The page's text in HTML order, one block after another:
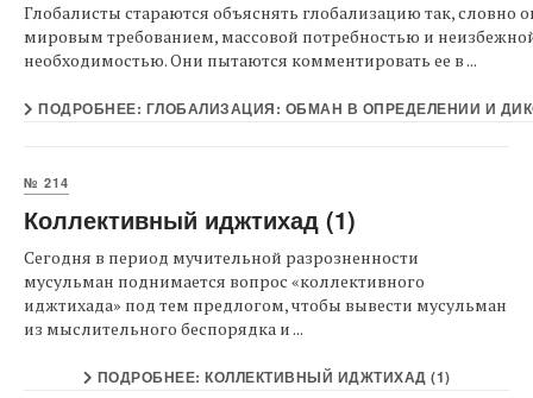
Глобалисты стараются объяснять глобализацию так, словно
мировым требованием, массовой потребностью и
необходимостью. Они пытаются комментировать ее в ...
ПОДРОБНЕЕ: ГЛОБАЛИЗАЦИЯ: ОБМАН В ОПРЕДЕЛЕНИИ И
№ 214
Коллективный иджтихад (1)
Сегодня в период мучительной разрозненности
мусульман поднимается вопрос «коллективного
иджтихада» под тем предлогом, чтобы вывести мусульман
из мыслительного беспорядка и ...
ПОДРОБНЕЕ: КОЛЛЕКТИВНЫЙ ИДЖТИХАД (1)